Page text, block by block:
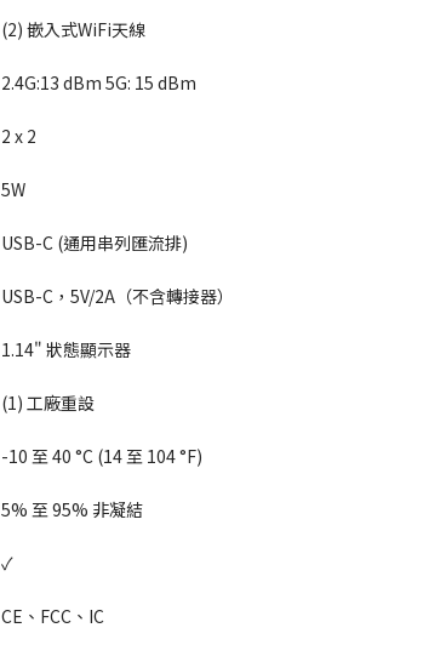
(2) 嵌入式WiFi天線
2.4G:13 dBm 5G: 15 dBm
2 x 2
5W
USB-C (通用串列匯流排)
USB-C，5V/2A（不含轉接器）
1.14" 狀態顯示器
(1) 工廠重設
-10 至 40 °C (14 至 104 °F)
5% 至 95% 非凝結
✓
CE、FCC、IC